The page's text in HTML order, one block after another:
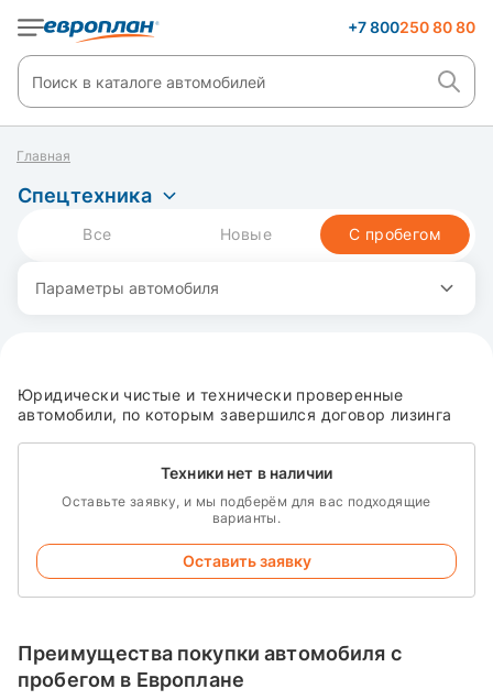
+7 800250 80 80
Главная
Спецтехника
Все Новые С пробегом
Параметры автомобиля
Юридически чистые и технически проверенные
автомобили, по которым завершился договор лизинга
Техники нет в наличии
Оставьте заявку, и мы подберём для вас подходящие
варианты.
Оставить заявку
Преимущества покупки автомобиля с
пробегом в Европлане